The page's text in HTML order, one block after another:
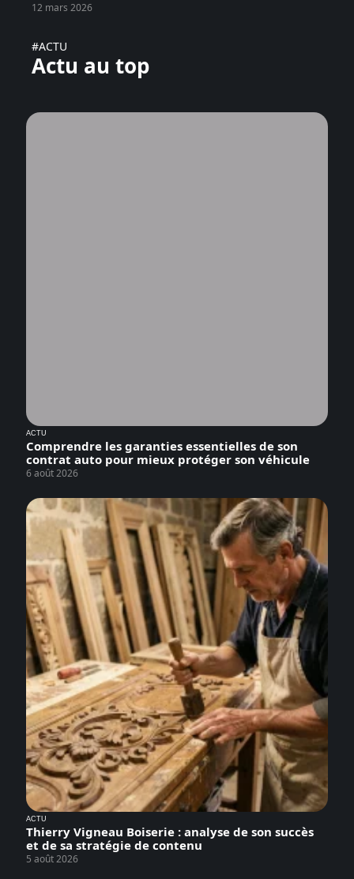
12 mars 2026
#ACTU
Actu au top
ACTU
Comprendre les garanties essentielles de son
contrat auto pour mieux protéger son véhicule
6 août 2026
ACTU
Thierry Vigneau Boiserie : analyse de son succès
et de sa stratégie de contenu
5 août 2026